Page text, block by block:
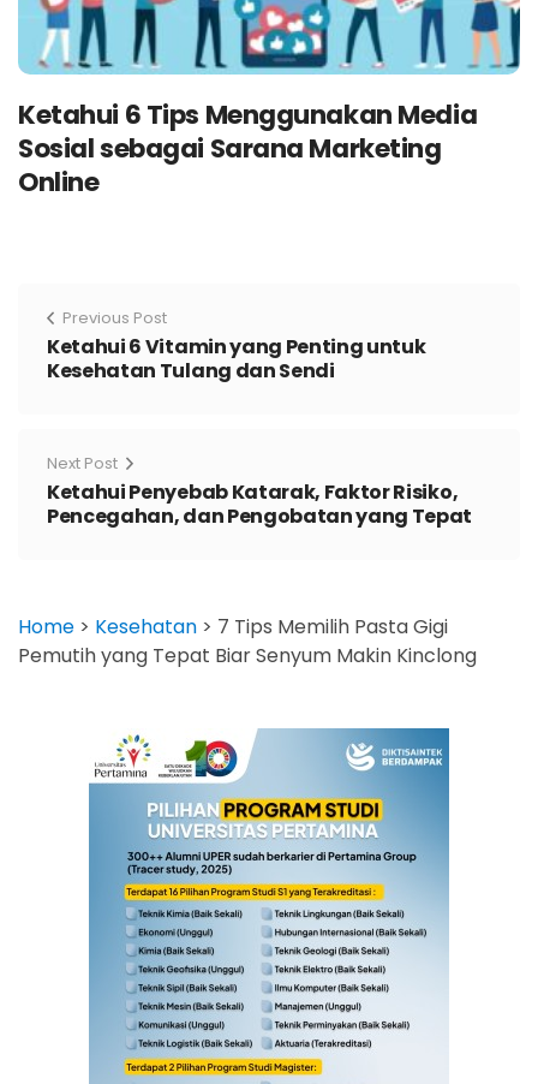
Ketahui 6 Tips Menggunakan Media
Sosial sebagai Sarana Marketing
Online
Previous Post
Ketahui 6 Vitamin yang Penting untuk
Kesehatan Tulang dan Sendi
Next Post
Ketahui Penyebab Katarak, Faktor Risiko,
Pencegahan, dan Pengobatan yang Tepat
Home > Kesehatan > 7 Tips Memilih Pasta Gigi
Pemutih yang Tepat Biar Senyum Makin Kinclong